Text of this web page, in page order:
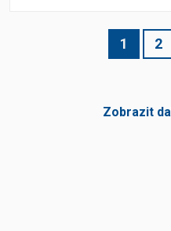
1 2
Zobrazit